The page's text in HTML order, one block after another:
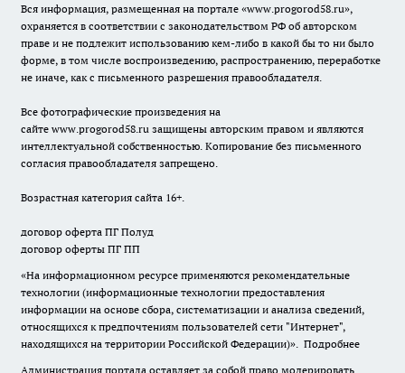
Вся информация, размещенная на портале «www.progorod58.ru»,
охраняется в соответствии с законодательством РФ об авторском
праве и не подлежит использованию кем-либо в какой бы то ни было
форме, в том числе воспроизведению, распространению, переработке
не иначе, как с письменного разрешения правообладателя.
Все фотографические произведения на
сайте www.progorod58.ru защищены авторским правом и являются
интеллектуальной собственностью. Копирование без письменного
согласия правообладателя запрещено.
Возрастная категория сайта 16+.
договор оферта ПГ Полуд
договор оферты ПГ ПП
«На информационном ресурсе применяются рекомендательные
технологии (информационные технологии предоставления
информации на основе сбора, систематизации и анализа сведений,
относящихся к предпочтениям пользователей сети "Интернет",
находящихся на территории Российской Федерации)». Подробнее
Администрация портала оставляет за собой право модерировать